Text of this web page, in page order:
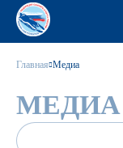
Главная Медиа
МЕДИА